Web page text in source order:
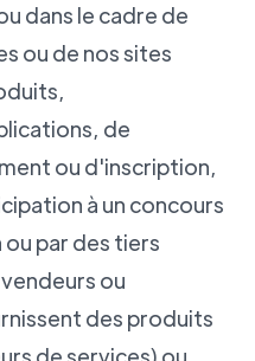
dans le cadre de
ou de nos sites
de
ou d'inscription,
à un concours
par des tiers
ou
des produits